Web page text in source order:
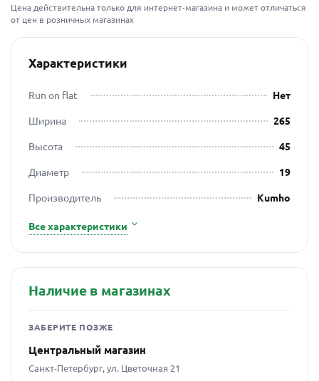
Цена действительна только для интернет-магазина и может отличаться
от цен в розничных магазинах
Характеристики
Run on flat
Нет
Ширина
265
Высота
45
Диаметр
19
Производитель
Kumho
Все характеристики
Наличие в магазинах
ЗАБЕРИТЕ ПОЗЖЕ
Центральный магазин
Санкт-Петербург, ул. Цветочная 21